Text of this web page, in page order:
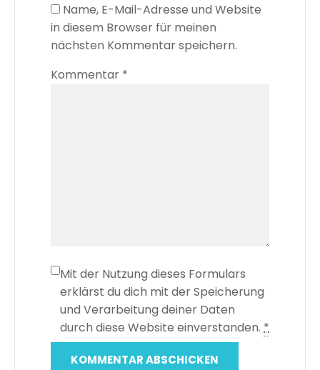
Name, E-Mail-Adresse und Website
in diesem Browser für meinen
nächsten Kommentar speichern.
Kommentar *
Mit der Nutzung dieses Formulars
erklärst du dich mit der Speicherung
und Verarbeitung deiner Daten
durch diese Website einverstanden. *